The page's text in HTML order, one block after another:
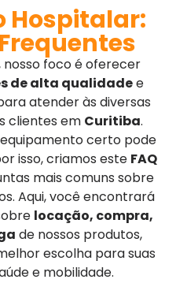
Hospitalar:
nosso foco é oferecer
de alta qualidadee
atender às diversas
clientes em Curitiba.
certo pode
isso, criamos este FAQ
mais comuns sobre
Aqui, você encontrará
locação, compra,
de nossos produtos,
escolha para suas
e mobilidade.